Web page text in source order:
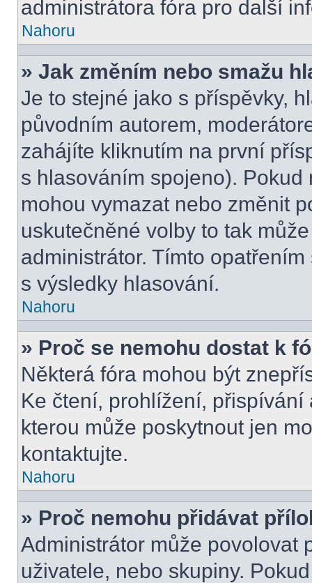
administrátora fóra pro další
Nahoru
» Jak změním nebo smažu
Je to stejné jako s příspěvky,
původním autorem,
zahájíte kliknutím na první
s hlasováním spojeno).
mohou vymazat nebo změnit
uskutečněné volby to tak
administrátor. Tímto
s výsledky hlasování.
Nahoru
» Proč se nemohu dostat k
Některá fóra mohou být
Ke čtení, prohlížení,
kterou může poskytnout jen
kontaktujte.
Nahoru
» Proč nemohu přidávat
Administrátor může povolovat
uživatele, nebo skupiny.